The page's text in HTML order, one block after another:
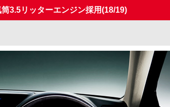
3.5リッターエンジン採用(18/19)